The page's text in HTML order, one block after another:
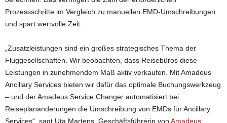
Prozessschritte im Vergleich zu manuellen EMD-Umschreibungen
und spart wertvolle Zeit.
„Zusatzleistungen sind ein großes strategisches Thema der
Fluggesellschaften. Wir beobachten, dass Reisebüros diese
Leistungen in zunehmendem Maß aktiv verkaufen. Mit Amadeus
Ancillary Services bieten wir dafür das optimale Buchungswerkzeug
– und der Amadeus Service Changer automatisiert bei
Reiseplanänderungen die Umschreibung von EMDs für Ancillary
Services“, sagt Uta Martens, Geschäftsführerin von Amadeus